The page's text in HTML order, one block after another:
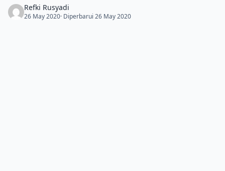
Refki Rusyadi
26 May 2020· Diperbarui 26 May 2020